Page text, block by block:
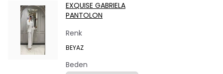
EXQUISE GABRIELA
PANTOLON
Renk
BEYAZ
Beden